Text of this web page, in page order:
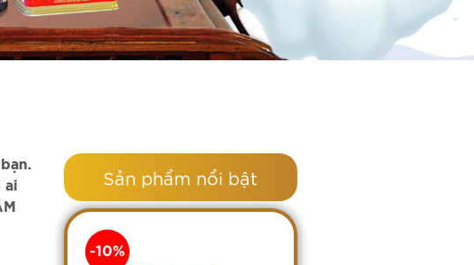
ai
Sản phẩm nổi bật
-10%